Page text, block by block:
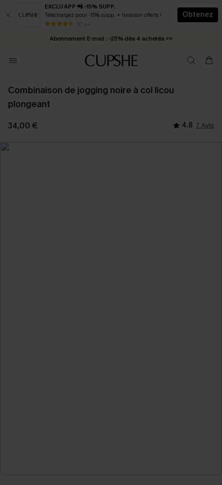
EXCLU APP 📲 -15% SUPP.
Téléchargez pour -15% supp. + livraison offerts !
50 k+
Obtenez
* Livraison éclair 2-3 jours ouvrés >>
Abonnement E-mail : -25% dès 4 achetés >>
Combinaison de jogging noire à col licou
plongeant
34,00 € 4.8 7 Avis